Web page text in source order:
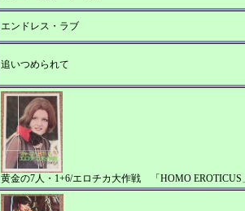
エンドレス・ラブ
追いつめられて
黄金の7人・1+6/エロチカ大作戦 「HOMO